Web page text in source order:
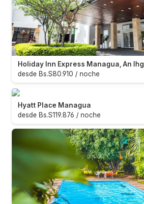
Holiday Inn Express Managua, An Ihg
desde Bs.S80.910 / noche
Hyatt Place Managua
desde Bs.S119.876 / noche